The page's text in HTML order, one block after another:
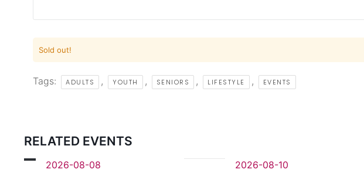
Sold out!
Tags: ADULTS , YOUTH , SENIORS , LIFESTYLE , EVENTS
RELATED EVENTS
2026-08-08 2026-08-10